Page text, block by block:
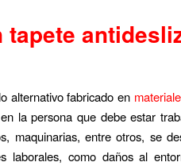
tapete
alternativo fabricado en
en la persona que debe estar
maquinarias, entre otros, se
laborales, como daños al